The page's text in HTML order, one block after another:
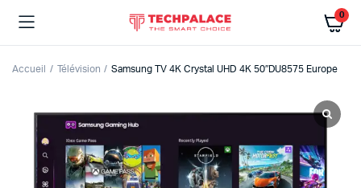
0
Accueil Télévision Samsung TV 4K Crystal UHD 4K 50″DU8575 Europe